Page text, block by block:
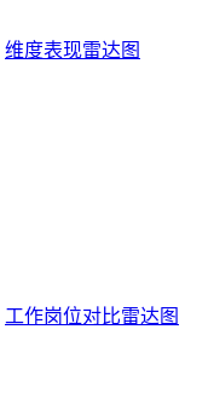
维度表现雷达图
工作岗位对比雷达图